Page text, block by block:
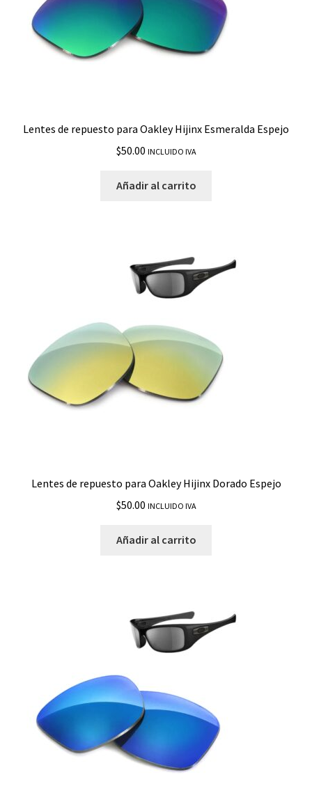
Lentes de repuesto para Oakley Hijinx Esmeralda Espejo
$50.00 INCLUIDO IVA
Añadir al carrito
Lentes de repuesto para Oakley Hijinx Dorado Espejo
$50.00 INCLUIDO IVA
Añadir al carrito